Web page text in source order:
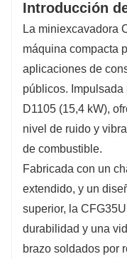
Introducción
La miniexcavadora
máquina compacta
aplicaciones de
públicos.
D1105 (15,4 kW),
nivel de ruido y
de combustible.
Fabricada con un
extendido, y un
superior, la
durabilidad y una
brazo soldados por